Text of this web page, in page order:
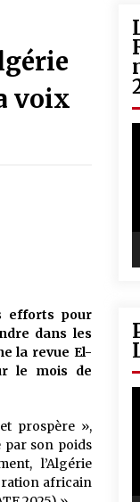
voix
efforts pour
dans les
la revue El-
le mois de
prospère »,
par son poids
l’Algérie
africain